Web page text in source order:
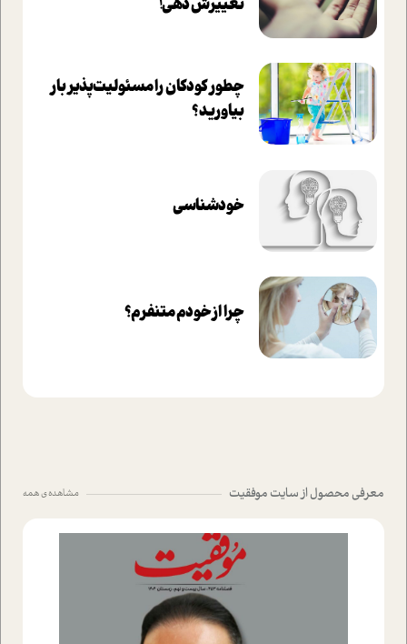
تغييرش دهي!‏
چطور کودکان را مسئولیت‌پذیر بار
بیاورید؟
خودشناسی
چرا از خودم متنفرم؟
معرفی محصول از سایت موفقیت مشاهده ی همه